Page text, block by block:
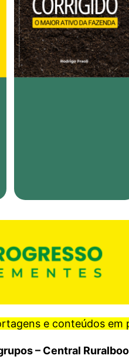
e conteúdos em
– Central